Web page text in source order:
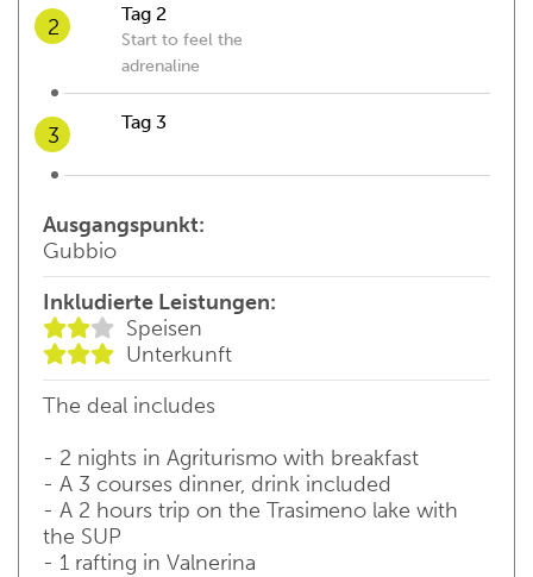
2
Tag 2
Start to feel the
adrenaline
07:30 - 08:30
10:30
Rafting auf dem Fluss Nera –
mittelschwer
AVVENTURA
Lunch on your own
Agriturismo fra le colline di Gubbio
3
Tag 3
Kurzer Ausflug mit dem Stand Up Paddle im
Trasimenischen See
AVVENTURA
Ausgangspunkt:
Gubbio
Inkludierte Leistungen:
Speisen
Unterkunft
The deal includes
- 2 nights in Agriturismo with breakfast
- A 3 courses dinner, drink included
- A 2 hours trip on the Trasimeno lake with
the SUP
- 1 rafting in Valnerina